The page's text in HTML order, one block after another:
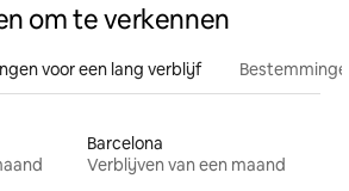
om te verkennen
voor een lang verblijf
Barcelona
Verblijven van een maand